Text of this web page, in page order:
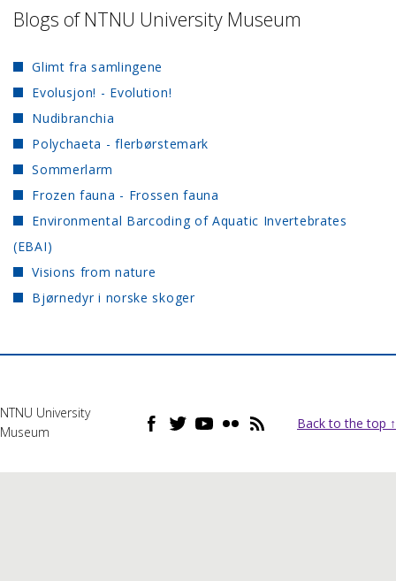
Blogs of NTNU University Museum
Glimt fra samlingene
Evolusjon! - Evolution!
Nudibranchia
Polychaeta - flerbørstemark
Sommerlarm
Frozen fauna - Frossen fauna
Environmental Barcoding of Aquatic Invertebrates
(EBAI)
Visions from nature
Bjørnedyr i norske skoger
NTNU University
Museum
Back to the top ↑